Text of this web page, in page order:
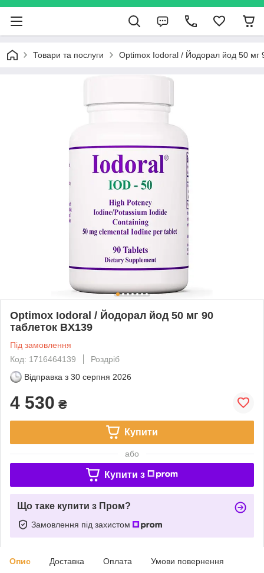
Товари та послуги Optimox Iodoral / Йодорал йод 50 мг
Optimox Iodoral / Йодорал йод 50 мг 90
таблеток BX139
Під замовлення
Код: 1716464139
Роздріб
Відправка з 30 серпня 2026
4 530 ₴
Купити
або
Купити з
Що таке купити з Пром?
Замовлення під захистом
Опис Доставка Оплата Умови повернення